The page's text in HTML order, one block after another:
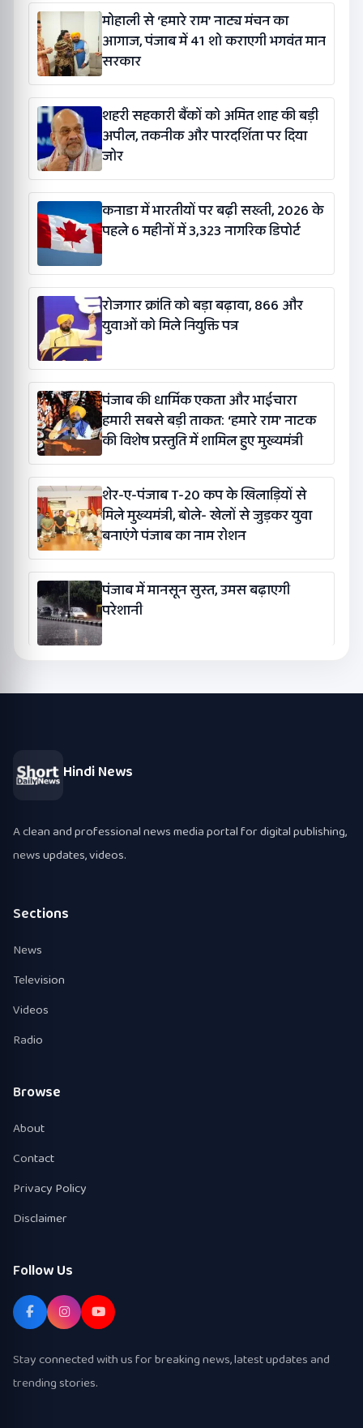
मोहाली से ‘हमारे राम’ नाट्य मंचन का
आगाज, पंजाब में 41 शो कराएगी भगवंत मान
सरकार
शहरी सहकारी बैंकों को अमित शाह की बड़ी
अपील, तकनीक और पारदर्शिता पर दिया
जोर
कनाडा में भारतीयों पर बढ़ी सख्ती, 2026 के
पहले 6 महीनों में 3,323 नागरिक डिपोर्ट
रोजगार क्रांति को बड़ा बढ़ावा, 866 और
युवाओं को मिले नियुक्ति पत्र
पंजाब की धार्मिक एकता और भाईचारा
हमारी सबसे बड़ी ताकत: ‘हमारे राम’ नाटक
की विशेष प्रस्तुति में शामिल हुए मुख्यमंत्री
शेर-ए-पंजाब T-20 कप के खिलाड़ियों से
मिले मुख्यमंत्री, बोले- खेलों से जुड़कर युवा
बनाएंगे पंजाब का नाम रोशन
पंजाब में मानसून सुस्त, उमस बढ़ाएगी
परेशानी
Hindi News
A clean and professional news media portal for digital publishing,
news updates, videos.
Sections
News
Television
Videos
Radio
Browse
About
Contact
Privacy Policy
Disclaimer
Follow Us
Stay connected with us for breaking news, latest updates and
trending stories.